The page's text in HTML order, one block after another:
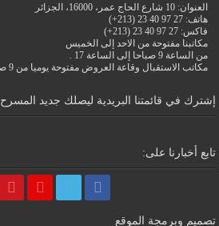
العنوان: 10 شارع الحاج عمر، 16000، الجزائر
هاتف: 27 97 40 23 (213+)
فاكس: 27 97 40 23 (213+)
مكاتبنا مفتوحة من الاحد إلى الخميس
من الساعة 9 صباحا إلى الساعة 17 .
مكاتب الاستقبال وقاعة العروض مفتوحة يوميا من 9 صباحا إلى غاية نهاية العروض.
إشترك في قائمتنا البريدية ليصلك جديد المسرح
تابع أخبارنا على:
تصميم وبرمجة الموقع